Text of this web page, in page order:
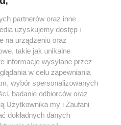
nie może być powielany i
w jakikolwiek sposób (w
na jakimkolwiek polu
włącznie z umieszczaniem w Internecie
Jakiekolwiek użycie lub
w części z naruszeniem prawa, tzn.
pod groźbą kary i może być ścigane
partnerów oraz inne
uzyskujemy dostęp i
na urządzeniu oraz
takie jak unikalne
informacje wysyłane przez
w celu zapewniania
wybór spersonalizowanych
badanie odbiorców oraz
Użytkownika my i Zaufani
dokładnych danych